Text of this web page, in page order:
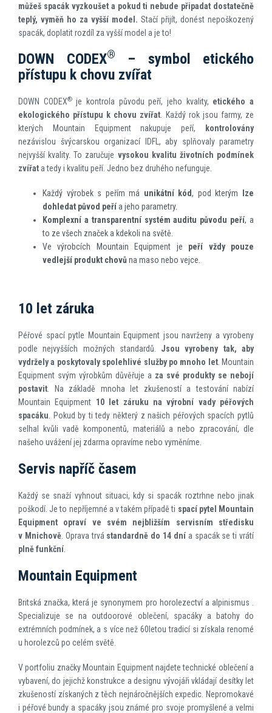
můžeš spacák vyzkoušet a pokud ti nebude připadat dostatečně
teplý, vyměň ho za vyšší model. Stačí přijít, donést nepoškozený
spacák, doplatit rozdíl za vyšší model a je to!
DOWN CODEX®
– symbol etického
přístupu k chovu zvířat
DOWN CODEX®je kontrola původu peří, jeho kvality, etického a
ekologického přístupu k chovu zvířat. Každý rok jsou farmy, ze
kterých Mountain Equipment nakupuje peří,
kontrolovány
nezávislou švýcarskou organizací IDFL, aby splňovaly parametry
nejvyšší kvality. To zaručuje vysokou kvalitu životních podmínek
zvířat a tedy i kvalitu peří. Jedno bez druhého nefunguje.
Každý výrobek s peřím má unikátní kód, pod kterým
lze
dohledat původ peřía jeho parametry.
Komplexní a transparentní systém auditu původu peří, a
to ze všech značek a kdekoli na světě.
Ve výrobcích Mountain Equipment je peří vždy pouze
vedlejší produkt chovůna maso nebo vejce.
10 let záruka
Péřové spací pytle Mountain Equipment jsou navrženy a vyrobeny
podle nejvyšších možných standardů. Jsou vyrobeny tak, aby
vydržely a poskytovaly spolehlivé služby po mnoho let. Mountain
Equipment svým výrobkům důvěřuje a za své produkty se nebojí
postavit . Na základě mnoha let zkušeností a testování nabízí
Mountain Equipment 10 let záruku na výrobní vady péřových
spacáku . Pokud by ti tedy některý z našich péřových spacích pytlů
selhal kvůli vadě komponentů, materiálů a nebo zpracování, dle
našeho uvážení jej zdarma opravíme nebo vyměníme.
Servis napříč časem
Každý se snaží vyhnout situaci, kdy si spacák roztrhne nebo jinak
poškodí. Je to nepříjemné a v takém případě ti spací pytel
Mountain
Equipment opraví ve svém nejbližším servisním středisku
v Mnichově. Oprava trvá standardně do 14 dnía spacák se ti vrátí
plně funkční
Mountain Equipment
Britská značka, která je synonymem pro horolezectví a alpinismus .
Specializuje se na outdoorové oblečení, spacáky a batohy do
extrémních podmínek, a s více než 60letou tradicí si získala renomé
u horolezců po celém světě.
V portfoliu značky Mountain Equipment najdete technické oblečení a
vybavení, do jejichž konstrukce a designu vývojáři vkládají desítky let
zkušeností získaných z těch nejnáročnějších expedic. Nepromokavé
i péřové bundy a spacáky jsou známé pro svoje promyšlené a velmi